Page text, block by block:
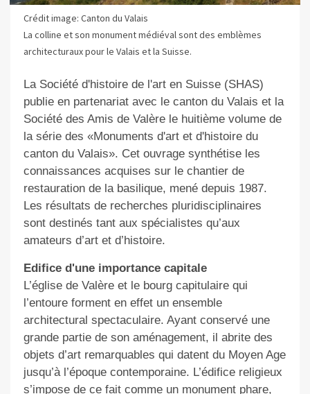
Crédit image: Canton du Valais
La colline et son monument médiéval sont des emblèmes
architecturaux pour le Valais et la Suisse.
La Société d'histoire de l'art en Suisse (SHAS)
publie en partenariat avec le canton du Valais et la
Société des Amis de Valère le huitième volume de
la série des «Monuments d'art et d'histoire du
canton du Valais». Cet ouvrage synthétise les
connaissances acquises sur le chantier de
restauration de la basilique, mené depuis 1987.
Les résultats de recherches pluridisciplinaires
sont destinés tant aux spécialistes qu’aux
amateurs d’art et d’histoire.
Edifice d'une importance capitale
L’église de Valère et le bourg capitulaire qui
l’entoure forment en effet un ensemble
architectural spectaculaire. Ayant conservé une
grande partie de son aménagement, il abrite des
objets d’art remarquables qui datent du Moyen Age
jusqu’à l’époque contemporaine. L’édifice religieux
s’impose de ce fait comme un monument phare,